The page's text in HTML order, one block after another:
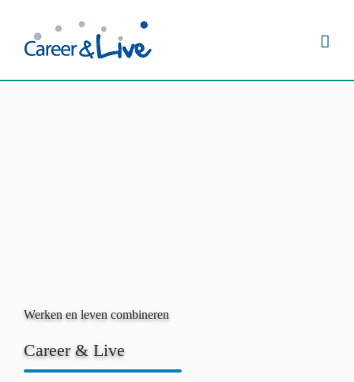
inhoud
Werken en leven combineren
Career & Live